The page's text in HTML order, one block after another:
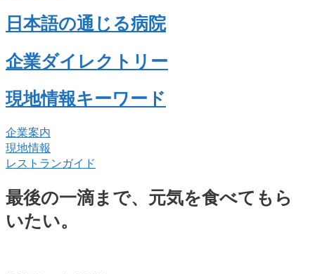
日本語の通じる病院
企業ダイレクトリー
現地情報キーワード
企業案内
現地情報
レストランガイド
最後の一滴まで、元気を食べてもら
いたい。